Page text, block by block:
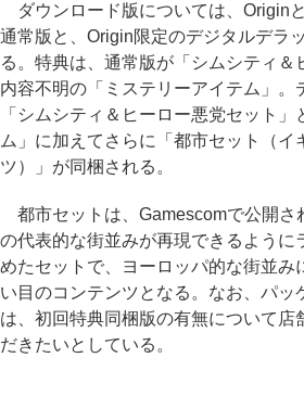
ダウンロード版については、Origin
通常版と、Origin限定のデジタルデラ
る。特典は、通常版が「シムシティ＆
内容不明の「ミステリーアイテム」。
「シムシティ＆ヒーロー悪党セット
ム」に加えてさらに「都市セット（イ
ツ）」が同梱される。
都市セットは、Gamescomで公開さ
の代表的な街並みが再現できるように
めたセットで、ヨーロッパ的な街並み
い目のコンテンツとなる。なお、パッ
は、初回特典同梱版の有無について店
だきたいとしている。